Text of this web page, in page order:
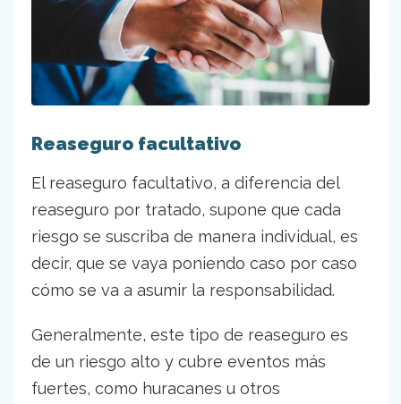
Reaseguro facultativo
El reaseguro facultativo, a diferencia del
reaseguro por tratado, supone que cada
riesgo se suscriba de manera individual, es
decir, que se vaya poniendo caso por caso
cómo se va a asumir la responsabilidad.
Generalmente, este tipo de reaseguro es
de un riesgo alto y cubre eventos más
fuertes, como huracanes u otros